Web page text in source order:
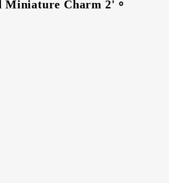
Miniature Charm 2'。